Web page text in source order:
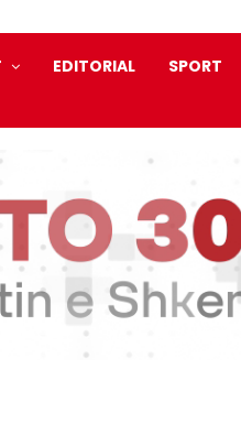
EDITORIAL SPORT